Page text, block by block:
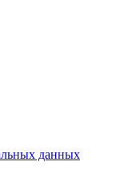
данных